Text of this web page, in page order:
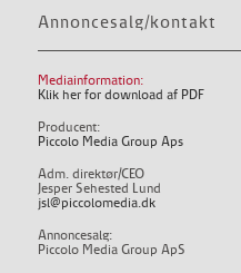
Annoncesalg/kontakt
Mediainformation:
Klik her for download af PDF
Producent:
Piccolo Media Group Aps
Adm. direktør/CEO
Jesper Sehested Lund
jsl@piccolomedia.dk
Annoncesalg:
Piccolo Media Group ApS